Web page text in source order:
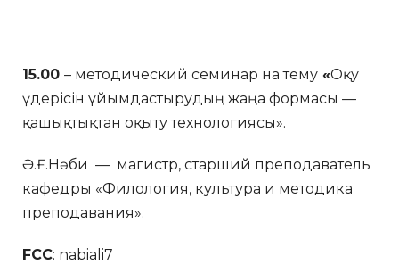
15.00 – методический семинар на тему «Оқу
үдерісін ұйымдастырудың жаңа формасы —
қашықтықтан оқыту технологиясы».
Ә.Ғ.Нәби — магистр, старший преподаватель
кафедры «Филология, культура и методика
преподавания».
FCC: nabiali7